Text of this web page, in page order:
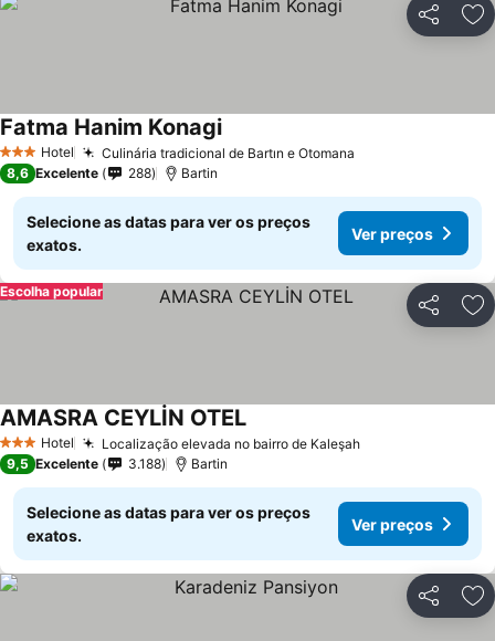
Partilhar
3 EstrelasHotel Culinária tradicional de Bartın e Otomana
Fatma Hanim Konagi
8,6 Excelente 288 Bartin
Selecione as datas para ver os preços
exatos.
Ver preços
Partilhar
Escolha popular
3 EstrelasHotel Localização elevada no bairro de Kaleşah
AMASRA CEYLİN OTEL
9,5 Excelente 3.188 Bartin
Selecione as datas para ver os preços
exatos.
Ver preços
Partilhar